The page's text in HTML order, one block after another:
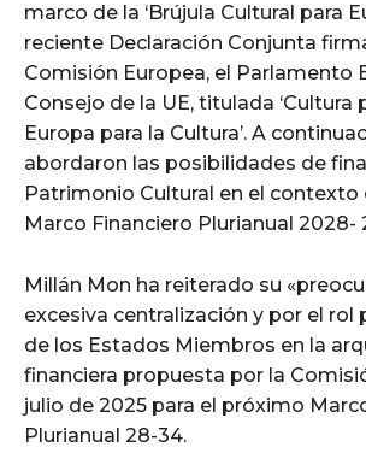
marco de la ‘Brújula Cultural para
reciente Declaración Conjunta
Comisión Europea, el Parlamento
Consejo de la UE, titulada ‘Cultura
Europa para la Cultura’. A
abordaron las posibilidades de
Patrimonio Cultural en el contexto
Marco Financiero Plurianual 2028-
Millán Mon ha reiterado su
excesiva centralización y por el rol
de los Estados Miembros en la
financiera propuesta por la
julio de 2025 para el próximo
Plurianual 28-34.